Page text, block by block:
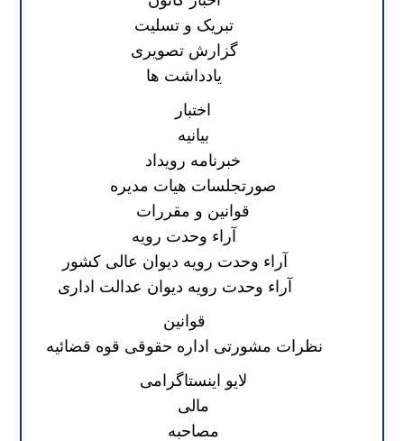
تبریک و تسلیت
گزارش تصویری
یادداشت ها
اختبار
بیانیه
خبرنامه رویداد
صورتجلسات هیات مدیره
قوانین و مقررات
آراء وحدت رویه
آراء وحدت رویه دیوان عالی کشور
آراء وحدت رویه دیوان عدالت اداری
قوانین
نظرات مشورتی اداره حقوقی قوه قضائیه
لایو اینستاگرامی
مالی
مصاحبه